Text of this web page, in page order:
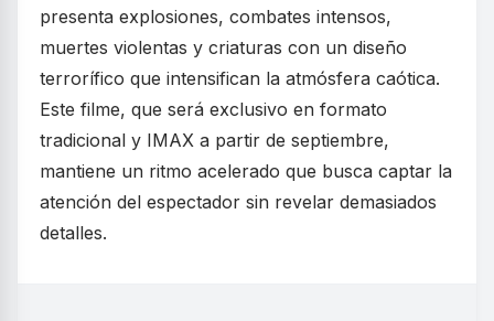
presenta explosiones, combates intensos,
muertes violentas y criaturas con un diseño
terrorífico que intensifican la atmósfera caótica.
Este filme, que será exclusivo en formato
tradicional y IMAX a partir de septiembre,
mantiene un ritmo acelerado que busca captar la
atención del espectador sin revelar demasiados
detalles.